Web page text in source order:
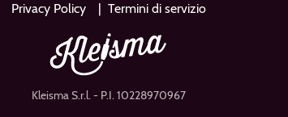
Privacy Policy Termini di servizio
Kleisma S.r.l.- P.I. 10228970967